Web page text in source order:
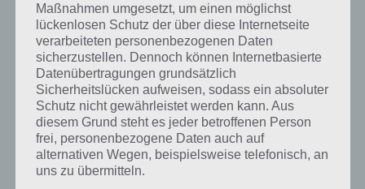
Zu Turm haben wir zunächst keine weiteren Informationen parat!
Auf WhatsApp teilen Teilen auf Facebook
Tweet auf Twitter
Maßnahmen umgesetzt, um einen möglichst
lückenlosen Schutz der über diese Internetseite
verarbeiteten personenbezogenen Daten
sicherzustellen. Dennoch können Internetbasierte
Datenübertragungen grundsätzlich
Sicherheitslücken aufweisen, sodass ein absoluter
Schutz nicht gewährleistet werden kann. Aus
diesem Grund steht es jeder betroffenen Person
frei, personenbezogene Daten auch auf
alternativen Wegen, beispielsweise telefonisch, an
uns zu übermitteln.